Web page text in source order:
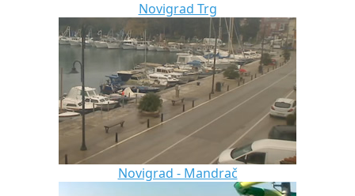
Novigrad Trg
Novigrad - Mandrač